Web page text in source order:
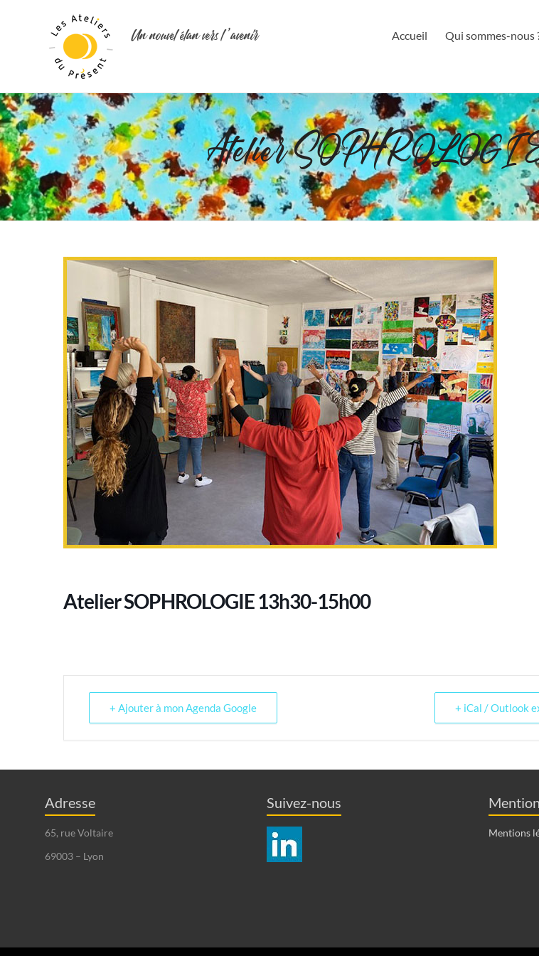
Un nouvel élan vers l ’avenir Accueil Qui sommes-nous
Atelier
Atelier SOPHROLOGIE 13h30-15h00
+ Ajouter à mon Agenda Google + iCal / Outlook
Adresse
65, rue Voltaire
69003 – Lyon
Suivez-nous
Mentions